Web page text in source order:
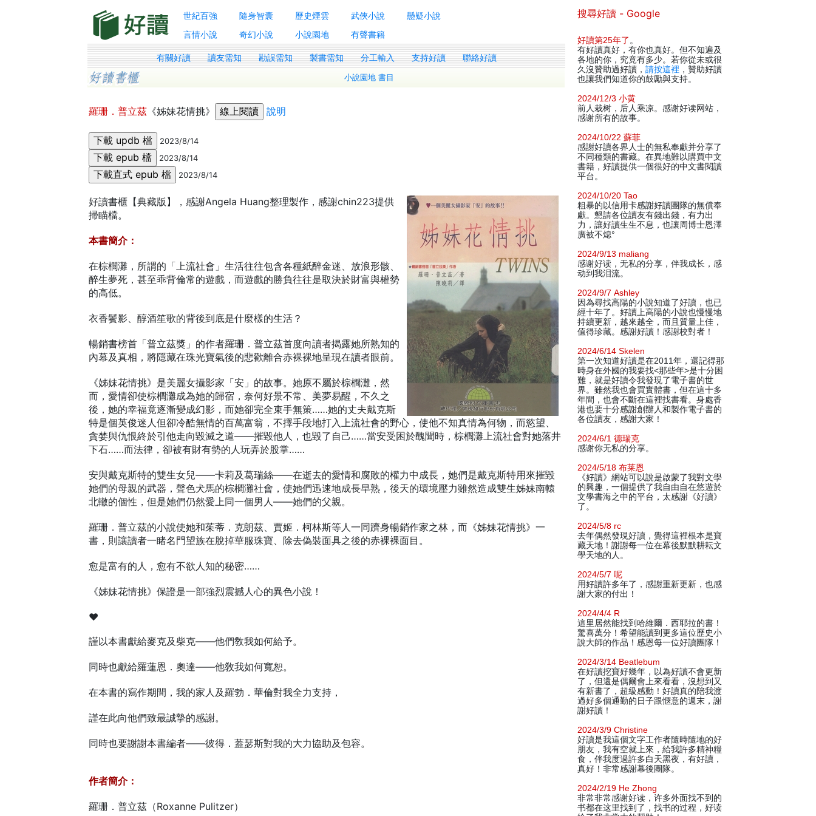
世紀百強 隨身智囊 歷史煙雲 武俠小說
懸疑小說
言情小說
奇幻小說 小說園地 有聲書籍
有關好讀 讀友需知 勘誤需知 製書需知 分工輸入 支持好讀 聯絡好讀
小說園地 書目
羅珊．普立茲 《姊妹花情挑》 說明
2023/8/14
2023/8/14
2023/8/14
好讀書櫃【典藏版】，感謝Angela Huang整理製作，感謝chin223提供
掃瞄檔。
本書簡介：
在棕櫚灘，所謂的「上流社會」生活往往包含各種紙醉金迷、放浪形骸、
醉生夢死，甚至乖背倫常的遊戲，而遊戲的勝負往往是取決於財富與權勢
的高低。
衣香鬢影、醇酒笙歌的背後到底是什麼樣的生活？
暢銷書榜首「普立茲獎」的作者羅珊．普立茲首度向讀者揭露她所熟知的
內幕及真相，將隱藏在珠光寶氣後的悲歡離合赤裸裸地呈現在讀者眼前。
《姊妹花情挑》是美麗女攝影家「安」的故事。她原不屬於棕櫚灘，然
而，愛情卻使棕櫚灘成為她的歸宿，奈何好景不常、美夢易醒，不久之
後，她的幸福竟逐漸變成幻影，而她卻完全束手無策……她的丈夫戴克斯
特是個英俊迷人但卻冷酷無情的百萬富翁，不擇手段地打入上流社會的野心，使他不知真情為何物，而慾望、
貪婪與仇恨終於引他走向毀滅之道——摧毀他人，也毀了自己……當安受困於醜聞時，棕櫚灘上流社會對她落井
下石……而法律，卻被有財有勢的人玩弄於股掌……
安與戴克斯特的雙生女兒——卡莉及葛瑞絲——在逝去的愛情和腐敗的權力中成長，她們是戴克斯特用來摧毀
她們的母親的武器，聲色犬馬的棕櫚灘社會，使她們迅速地成長早熟，後天的環境壓力雖然造成雙生姊妹南轅
北轍的個性，但是她們仍然愛上同一個男人——她們的父親。
羅珊．普立茲的小說使她和茱蒂．克朗茲、賈姬．柯林斯等人一同躋身暢銷作家之林，而《姊妹花情挑》一
書，則讓讀者一睹名門望族在脫掉華服珠寶、除去偽裝面具之後的赤裸裸面目。
愈是富有的人，愈有不欲人知的秘密……
《姊妹花情挑》保證是一部強烈震撼人心的異色小說！
♥
謹以本書獻給麥克及柴克——他們敎我如何給予。
同時也獻給羅蓮恩．奧達——他敎我如何寬恕。
在本書的寫作期間，我的家人及羅勃．華倫對我全力支持，
謹在此向他們致最誠摯的感謝。
同時也要謝謝本書編者——彼得．蓋瑟斯對我的大力協助及包容。
作者簡介：
羅珊．普立茲（Roxanne Pulitzer）
搜尋好讀 - Google
好讀第25年了 。
有好讀真好，有你也真好。但不知遍及
各地的你，究竟有多少。若你從未或很
久沒贊助過好讀， 請按這裡 ，贊助好讀
也讓我們知道你的鼓勵與支持。
2024/12/3 小黄
前人栽树，后人乘凉。感谢好读网站，
感谢所有的故事。
2024/10/22 蘇菲
感謝好讀各界人士的無私奉獻并分享了
不同種類的書藏。在異地難以購買中文
書籍，好讀提供一個很好的中文書閱讀
平台。
2024/10/20 Tao
粗暴的以信用卡感謝好讀團隊的無償奉
獻。懇請各位讀友有錢出錢，有力出
力，讓好讀生生不息，也讓周博士恩澤
廣被不熄°
2024/9/13 maliang
感谢好读，无私的分享，伴我成长，感
动到我泪流。
2024/9/7 Ashley
因為尋找高陽的小說知道了好讀，也已
經十年了。好讀上高陽的小說也慢慢地
持續更新，越來越全，而且質量上佳，
值得珍藏。感謝好讀！感謝校對者！
2024/6/14 Skelen
第一次知道好讀是在2011年，還記得那
時身在外國的我要找<那些年>是十分困
難，就是好讀令我發現了電子書的世
界。雖然我也會買實體書，但在這十多
年間，也會不斷在這裡找書看。身處香
港也要十分感謝創辦人和製作電子書的
各位讀友，感謝大家！
2024/6/1 德瑞克
感谢你无私的分享。
2024/5/18 布莱恩
《好讀》網站可以說是啟蒙了我對文學
的興趣，一個提供了我自由自在悠遊於
文學書海之中的平台，太感謝《好讀》
了。
2024/5/8 rc
去年偶然發現好讀，覺得這裡根本是寶
藏天地！謝謝每一位在幕後默默耕耘文
學天地的人。
2024/5/7 呢
用好讀許多年了，感謝重新更新，也感
謝大家的付出！
2024/4/4 R
這里居然能找到哈維爾．西耶拉的書！
驚喜萬分！希望能讀到更多這位歷史小
說大師的作品！感恩每一位好讀團隊！
2024/3/14 Beatlebum
在好讀挖寶好幾年，以為好讀不會更新
了，但還是偶爾會上來看看，沒想到又
有新書了，超級感動！好讀真的陪我渡
過好多個通勤的日子跟愜意的週末，謝
謝好讀！
2024/3/9 Christine
好讀是我這個文字工作者隨時隨地的好
朋友，我有空就上來，給我許多精神糧
食，伴我度過許多白天黑夜，有好讀，
真好！非常感謝幕後團隊。
2024/2/19 He Zhong
非常非常感谢好读，许多外面找不到的
书都在这里找到了，找书的过程，好读